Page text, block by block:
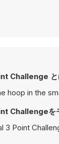
Challenge と
hoop in the
を
3 Point